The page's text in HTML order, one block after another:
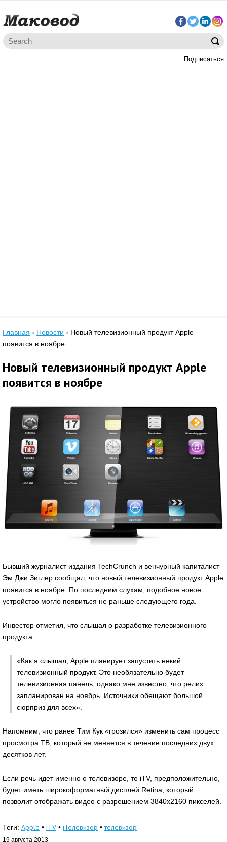
Подписаться
Главная › Новости › Новый телевизионный продукт Apple
появится в ноябре
Новый телевизионный продукт Apple
появится в ноябре
Бывший журналист издания TechCrunch и венчурный капиталист
Эм Джи Зиглер сообщал, что новый телевизионный продукт Apple
появится в ноябре. По последним слухам, подобное новое
устройство могло появиться не раньше следующего года.
Инвестор отметил, что слышал о разработке телевизионного
продукта:
«Как я слышал, Apple планирует запустить некий
телевизионный продукт. Это необязательно будет
телевизионная панель, однако мне известно, что релиз
запланирован на ноябрь. Источники обещают большой
сюрприз для всех».
Напомним, что ранее Тим Кук «грозился» изменить сам процесс
просмотра ТВ, который не меняется в течение последних двух
десятков лет.
Если речь идет именно о телевизоре, то iTV, предположительно,
будет иметь широкоформатный дисплей Retina, который
позволит отображать видео с разрешением 3840х2160 пикселей.
Теги: Apple • iTV • iТелевизор •телевизор
19 августа 2013